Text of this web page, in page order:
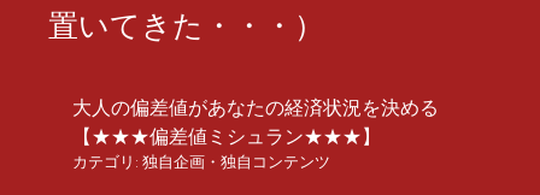
置いてきた・・・）
大人の偏差値があなたの経済状況を決める
【★★★偏差値ミシュラン★★★】
カテゴリ: 独自企画・独自コンテンツ